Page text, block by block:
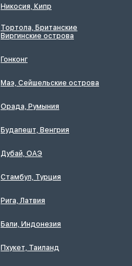
Никосия, Кипр
Тортола, Британские
Виргинские острова
Гонконг
Маэ, Сейшельские острова
Орада, Румыния
Будапешт, Венгрия
Дубай, ОАЭ
Стамбул, Турция
Рига, Латвия
Бали, Индонезия
Пхукет, Таиланд